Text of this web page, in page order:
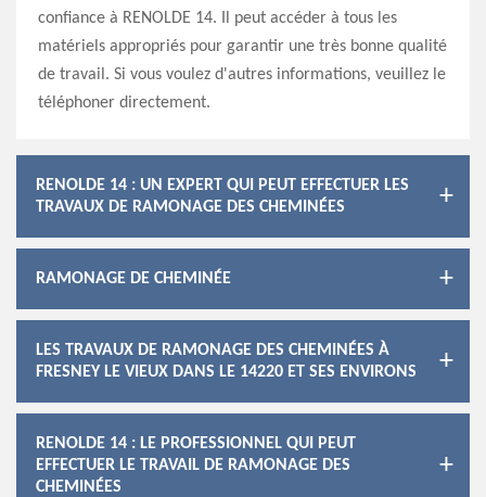
confiance à RENOLDE 14. Il peut accéder à tous les
matériels appropriés pour garantir une très bonne qualité
de travail. Si vous voulez d'autres informations, veuillez le
téléphoner directement.
RENOLDE 14 : UN EXPERT QUI PEUT EFFECTUER LES
TRAVAUX DE RAMONAGE DES CHEMINÉES
RAMONAGE DE CHEMINÉE
LES TRAVAUX DE RAMONAGE DES CHEMINÉES À
FRESNEY LE VIEUX DANS LE 14220 ET SES ENVIRONS
RENOLDE 14 : LE PROFESSIONNEL QUI PEUT
EFFECTUER LE TRAVAIL DE RAMONAGE DES
CHEMINÉES